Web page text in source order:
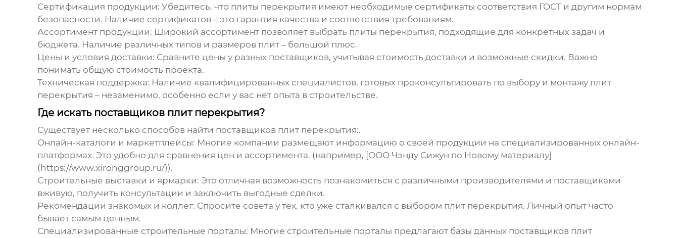
Сертификация продукции: Убедитесь, что плиты перекрытия имеют необходимые сертификаты соответствия ГОСТ и другим нормам
безопасности. Наличие сертификатов – это гарантия качества и соответствия требованиям.
Ассортимент продукции: Широкий ассортимент позволяет выбрать плиты перекрытия, подходящие для конкретных задач и
бюджета. Наличие различных типов и размеров плит – большой плюс.
Цены и условия доставки: Сравните цены у разных поставщиков, учитывая стоимость доставки и возможные скидки. Важно
понимать общую стоимость проекта.
Техническая поддержка: Наличие квалифицированных специалистов, готовых проконсультировать по выбору и монтажу плит
перекрытия – незаменимо, особенно если у вас нет опыта в строительстве.
Где искать поставщиков плит перекрытия?
Существует несколько способов найти поставщиков плит перекрытия:.
Онлайн-каталоги и маркетплейсы: Многие компании размещают информацию о своей продукции на специализированных онлайн-
платформах. Это удобно для сравнения цен и ассортимента. (например, [ООО Чэнду Сижун по Новому материалу]
(https://www.xironggroup.ru/)).
Строительные выставки и ярмарки: Это отличная возможность познакомиться с различными производителями и поставщиками
вживую, получить консультации и заключить выгодные сделки.
Рекомендации знакомых и коллег: Спросите совета у тех, кто уже сталкивался с выбором плит перекрытия. Личный опыт часто
бывает самым ценным.
Специализированные строительные порталы: Многие строительные порталы предлагают базы данных поставщиков плит